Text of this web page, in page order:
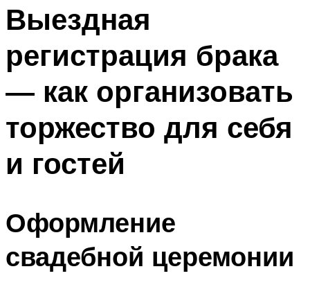
Выездная
регистрация брака
— как организовать
торжество для себя
и гостей
Оформление
свадебной церемонии